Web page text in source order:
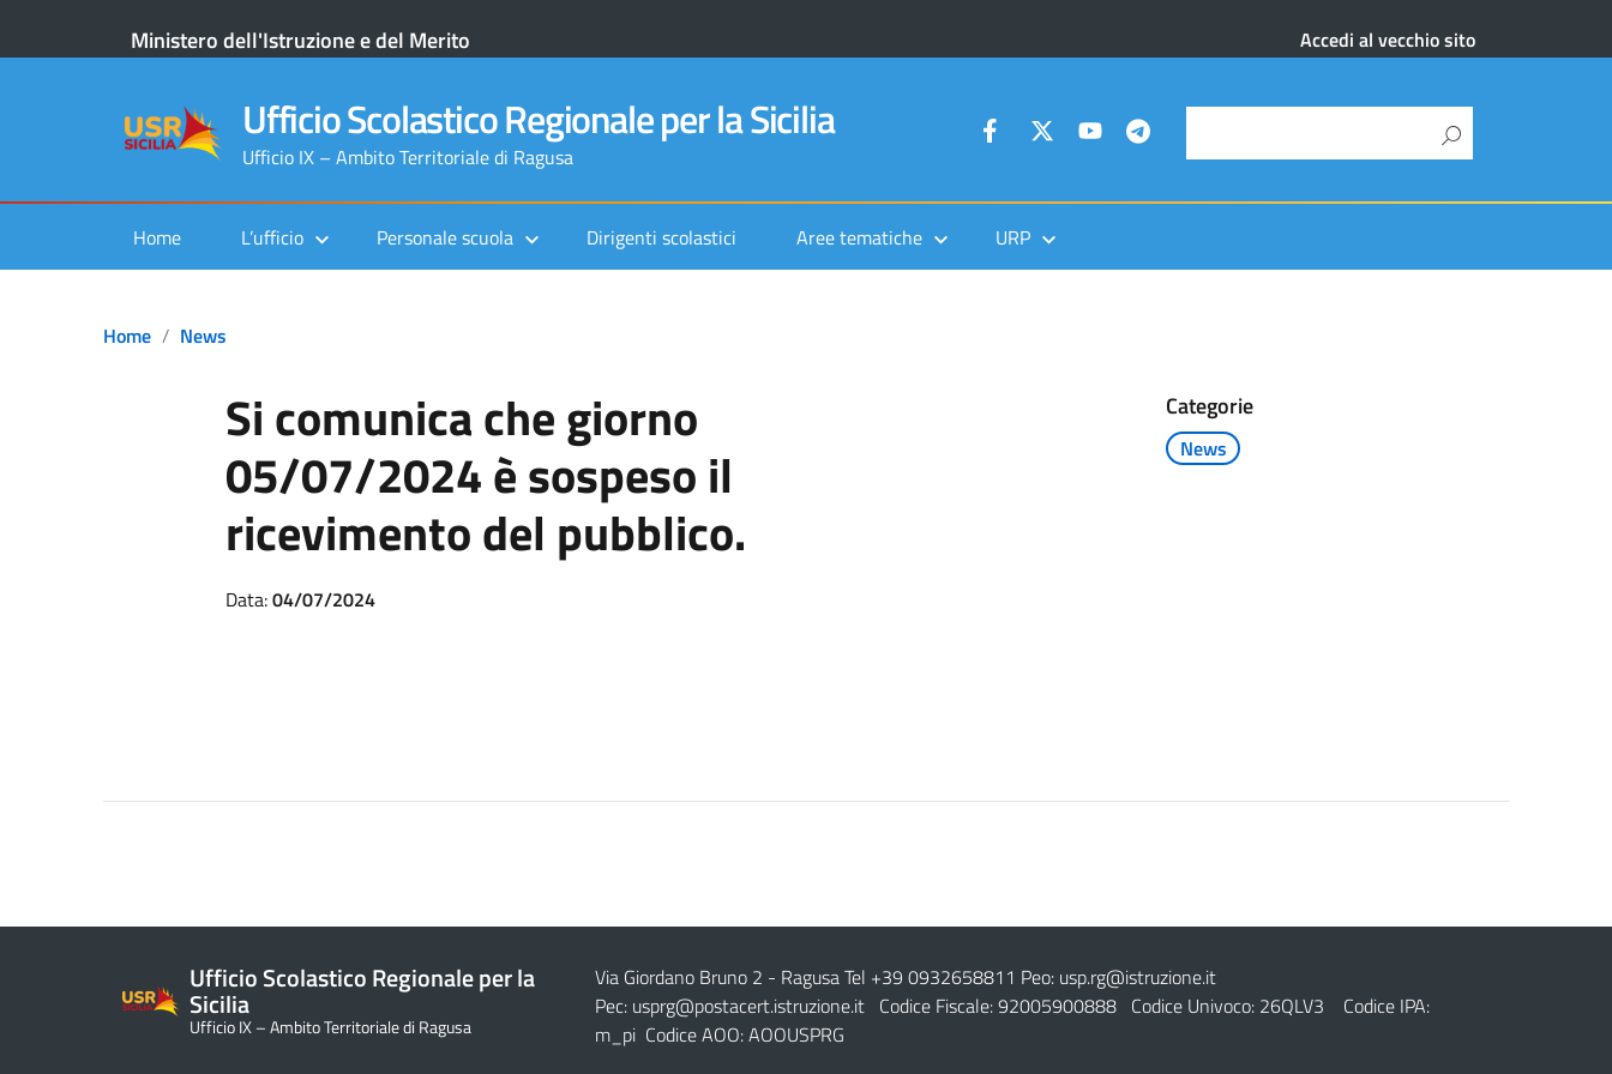
Ministero dell'Istruzione e del Merito Accedi al vecchio sito
Ufficio Scolastico Regionale per la Sicilia
Ufficio IX – Ambito Territoriale di Ragusa
Home L’ufficio Personale scuola Dirigenti scolastici Aree tematiche URP
Home News
Si comunica che giorno
05/07/2024 è sospeso il
ricevimento del pubblico.
Categorie
News
Data:04/07/2024
Ufficio Scolastico Regionale per la
Sicilia
Ufficio IX – Ambito Territoriale di Ragusa
Via Giordano Bruno 2 - Ragusa Tel +39 0932658811 Peo: usp.rg@istruzione.it
Pec: usprg@postacert.istruzione.itCodice Fiscale: 92005900888 Codice Univoco: 26QLV3 Codice IPA:
m_pi Codice AOO: AOOUSPRG